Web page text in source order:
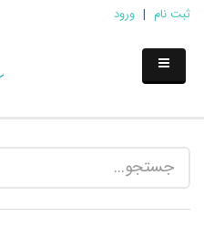
ثبت نام | ورود